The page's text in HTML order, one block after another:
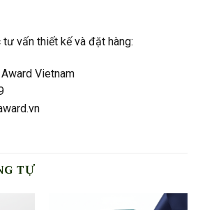
vấn thiết kế và đặt hàng:
Award Vietnam
TỰ